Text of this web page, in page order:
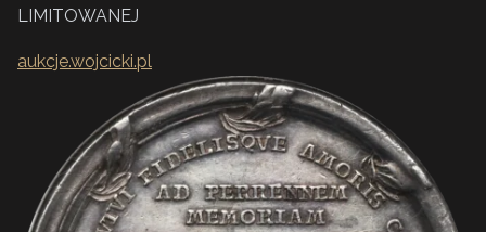
LIMITOWANEJ
aukcje.wojcicki.pl